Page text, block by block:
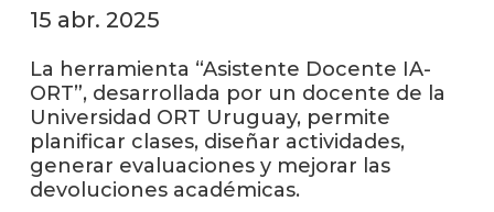
15 abr. 2025
La herramienta “Asistente Docente IA-
ORT”, desarrollada por un docente de la
Universidad ORT Uruguay, permite
planificar clases, diseñar actividades,
generar evaluaciones y mejorar las
devoluciones académicas.